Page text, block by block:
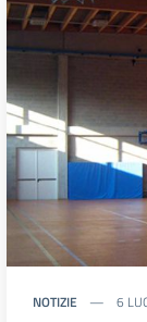
NOTIZIE 6